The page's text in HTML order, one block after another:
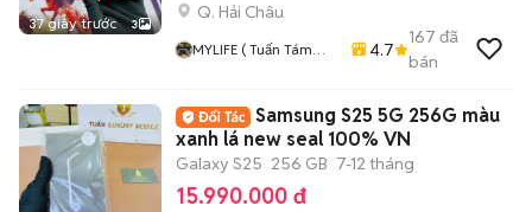
37 giây trước 3
Q. Hải Châu
MYLIFE ( Tuấn Tám
MTB, Nokia, Mobiado,
Vertu Các Loại
4.7
167 đã
bán
Samsung S25 5G 256G màu
xanh lá new seal 100% VN
Galaxy S25 256 GB 7-12 tháng
15.990.000 đ